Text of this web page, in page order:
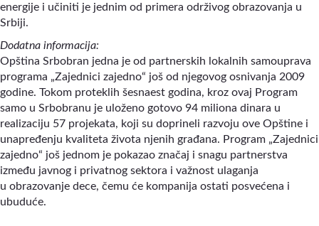
energije i učiniti je jednim od primera održivog obrazovanja u
Srbiji.
Dodatna informacija:
Opština Srbobran jedna je od partnerskih lokalnih samouprava
programa „Zajednici zajedno“ još od njegovog osnivanja 2009
godine. Tokom proteklih šesnaest godina, kroz ovaj Program
samo u Srbobranu je uloženo gotovo 94 miliona dinara u
realizaciju 57 projekata, koji su doprineli razvoju ove Opštine i
unapređenju kvaliteta života njenih građana. Program „Zajednici
zajedno“ još jednom je pokazao značaj i snagu partnerstva
između javnog i privatnog sektora i važnost ulaganja
u obrazovanje dece, čemu će kompanija ostati posvećena i
ubuduće.